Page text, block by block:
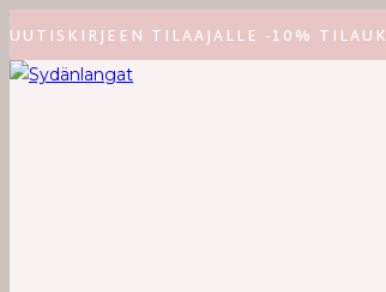
UUTISKIRJEEN TILAAJALLE -10%